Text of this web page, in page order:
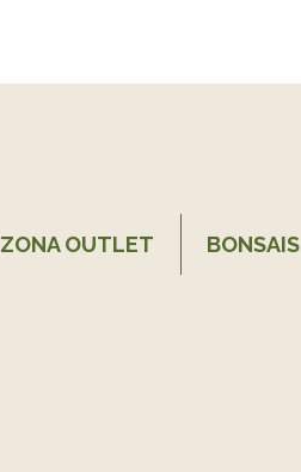
ZONA OUTLET BONSAIS